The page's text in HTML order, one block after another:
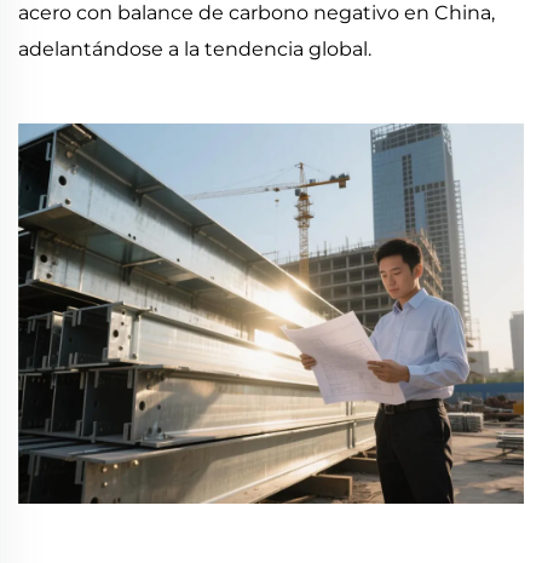
acero con balance de carbono negativo en China,
adelantándose a la tendencia global.